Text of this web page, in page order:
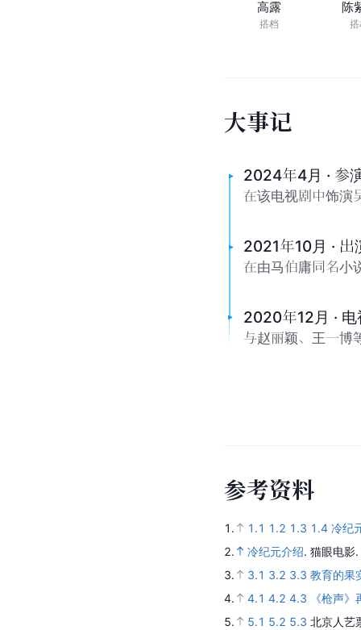
高露
搭档
陈
大事记
2024年4月 · 参
在该电视剧中饰演
2021年10月 · 出
在由马伯庸同名小
2020年12月 ·
与赵丽颖、王一博
参考资料
1. 1.1 1.2 1.3 1.4 冷纪
2.
冷纪元介绍. 猫眼电影.
3.
3.1 3.2 3.3 教育的果
4.
4.1 4.2 4.3
《枪声
5.
5.1 5.2 5.3 北京人艺